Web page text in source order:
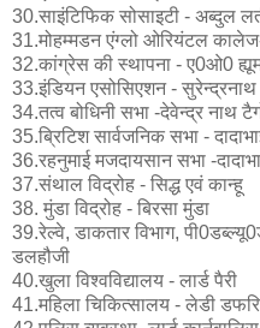
30.साइंटिफिक सोसाइटी - अब्दुल
31.मोहम्मडन एंग्लो ओरियंटल
32.कांग्रेस की स्थापना - ए0ओ0
33.इंडियन एसोसिएशन - सुरेन्द्रनाथ
34.तत्व बोधिनी सभा -देवेन्द्र नाथ
35.ब्रिटिश सार्वजनिक सभा -
36.रहनुमाई मजदायसान सभा -
37.संथाल विद्रोह - सिद्ध एवं कान्हू
38. मुंडा विद्रोह - बिरसा मुंडा
39.रेल्वे, डाकतार विभाग,
डलहौजी
40.खुला विश्वविद्यालय - लार्ड पैरी
41.महिला चिकित्सालय - लेडी